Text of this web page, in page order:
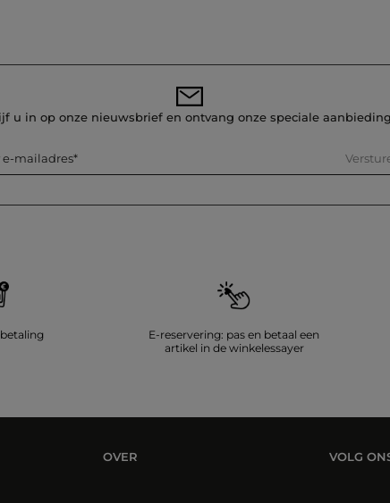
u in op onze nieuwsbrief en ontvang onze speciale
e-mailadres
E-reservering: pas en betaal een
artikel in de winkelessayer
OVER VOLG